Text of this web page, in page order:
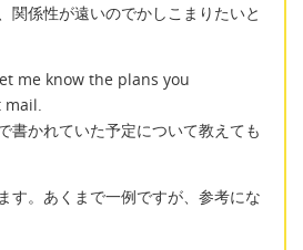
関係性が遠いのでかしこまりたいと
me know the plans you
mail.
書かれていた予定について教えても
す。あくまで一例ですが、参考にな